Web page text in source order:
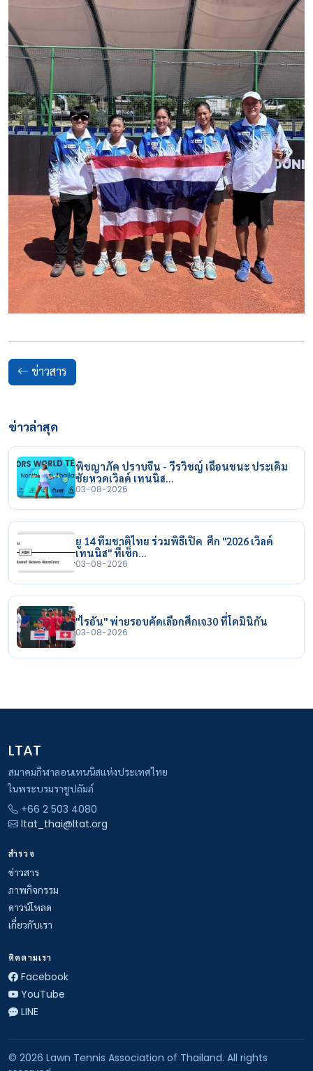
ข่าวสาร
ข่าวล่าสุด
พิชญาภัค ปราบจีน - วีรวิชญ์ เฉือนชนะ ประเดิม
ชัยหวดเวิลด์ เทนนิส…
03-08-2026
ยู 14 ทีมชาติไทย ร่วมพิธีเปิด ศึก "2026 เวิลด์
เทนนิส" ที่เช็ก…
03-08-2026
"ไรอัน" พ่ายรอบคัดเลือกศึกเจ30 ที่โดมินิกัน
03-08-2026
LTAT
สมาคมกีฬาลอนเทนนิสแห่งประเทศไทย
ในพระบรมราชูปถัมภ์
+66 2 503 4080
ltat_thai@ltat.org
สำรวจ
ข่าวสาร
ภาพกิจกรรม
ดาวน์โหลด
เกี่ยวกับเรา
ติดตามเรา
Facebook
YouTube
LINE
© 2026 Lawn Tennis Association of Thailand. All rights